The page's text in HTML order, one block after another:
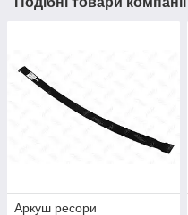
Аркуш ресори